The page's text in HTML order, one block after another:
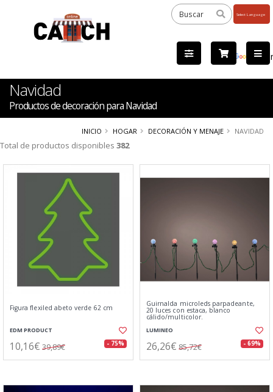
by
Navidad
Productos de decoración para Navidad
INICIO HOGAR DECORACIÓN Y MENAJE NAVIDAD
Total de productos disponibles 382
Figura flexiled abeto verde 62 cm
EDM PRODUCT
10,16€ 39,89€ - 75%
Guirnalda microleds parpadeante,
20 luces con estaca, blanco
cálido/multicolor.
LUMINEO
26,26€ 85,72€ - 69%